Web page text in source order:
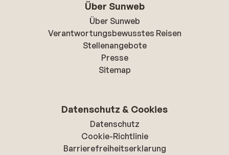
Über Sunweb
Über Sunweb
Verantwortungsbewusstes Reisen
Stellenangebote
Presse
Sitemap
Datenschutz & Cookies
Datenschutz
Cookie-Richtlinie
Barrierefreiheitserklarung